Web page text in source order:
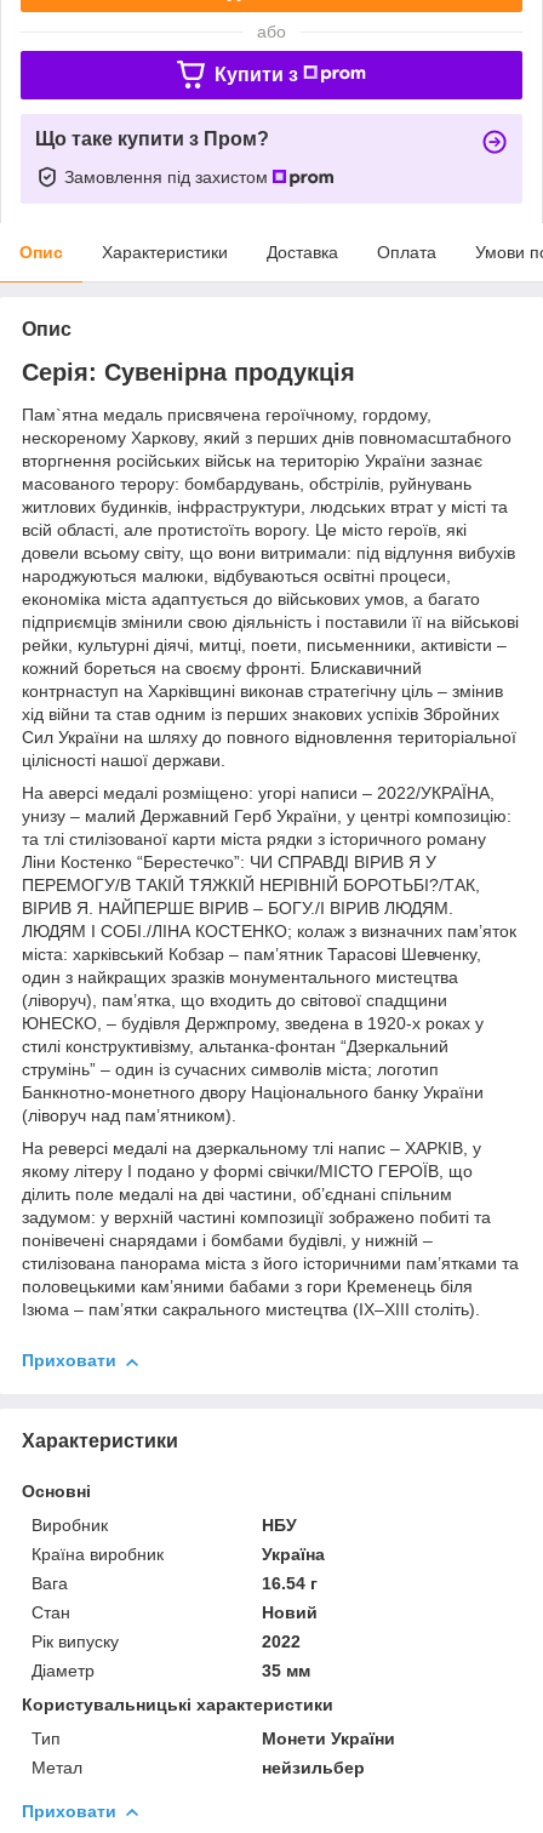
або
Купити з
Що таке купити з Пром?
Замовлення під захистом
Опис Характеристики Доставка Оплата Умови
Опис
Серія: Сувенірна продукція
Пам`ятна медаль присвячена героїчному, гордому,
нескореному Харкову, який з перших днів повномасштабного
вторгнення російських військ на територію України зазнає
масованого терору: бомбардувань, обстрілів, руйнувань
житлових будинків, інфраструктури, людських втрат у місті та
всій області, але протистоїть ворогу. Це місто героїв, які
довели всьому світу, що вони витримали: під відлуння вибухів
народжуються малюки, відбуваються освітні процеси,
економіка міста адаптується до військових умов, а багато
підприємців змінили свою діяльність і поставили її на військові
рейки, культурні діячі, митці, поети, письменники, активісти –
кожний бореться на своєму фронті. Блискавичний
контрнаступ на Харківщині виконав стратегічну ціль – змінив
хід війни та став одним із перших знакових успіхів Збройних
Сил України на шляху до повного відновлення територіальної
цілісності нашої держави.
На аверсі медалі розміщено: угорі написи – 2022/УКРАЇНА,
унизу – малий Державний Герб України, у центрі композицію:
та тлі стилізованої карти міста рядки з історичного роману
Ліни Костенко “Берестечко”: ЧИ СПРАВДІ ВІРИВ Я У
ПЕРЕМОГУ/В ТАКІЙ ТЯЖКІЙ НЕРІВНІЙ БОРОТЬБІ?/ТАК,
ВІРИВ Я. НАЙПЕРШЕ ВІРИВ – БОГУ./І ВІРИВ ЛЮДЯМ.
ЛЮДЯМ І СОБІ./ЛІНА КОСТЕНКО; колаж з визначних пам’яток
міста: харківський Кобзар – пам’ятник Тарасові Шевченку,
один з найкращих зразків монументального мистецтва
(ліворуч), пам’ятка, що входить до світової спадщини
ЮНЕСКО, – будівля Держпрому, зведена в 1920-х роках у
стилі конструктивізму, альтанка-фонтан “Дзеркальний
струмінь” – один із сучасних символів міста; логотип
Банкнотно-монетного двору Національного банку України
(ліворуч над пам’ятником).
На реверсі медалі на дзеркальному тлі напис – ХАРКІВ, у
якому літеру І подано у формі свічки/МІСТО ГЕРОЇВ, що
ділить поле медалі на дві частини, об’єднані спільним
задумом: у верхній частині композиції зображено побиті та
понівечені снарядами і бомбами будівлі, у нижній –
стилізована панорама міста з його історичними пам’ятками та
половецькими кам’яними бабами з гори Кременець біля
Ізюма – пам’ятки сакрального мистецтва (IX–XIII століть).
Приховати
Характеристики
Основні
Виробник
НБУ
Країна виробник
Україна
Вага
16.54 г
Стан
Новий
Рік випуску
2022
Діаметр
35 мм
Користувальницькі характеристики
Тип
Монети України
Метал
нейзильбер
Приховати